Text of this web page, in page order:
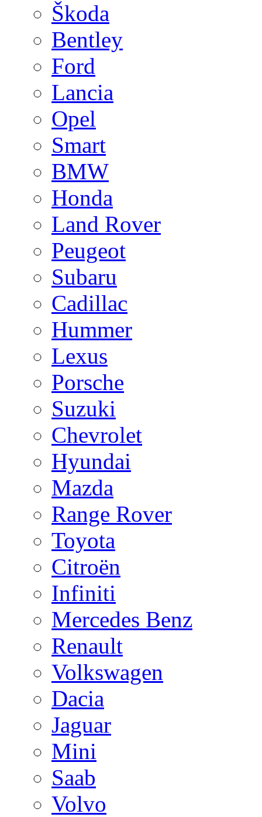
Škoda
Bentley
Ford
Lancia
Opel
Smart
BMW
Honda
Land Rover
Peugeot
Subaru
Cadillac
Hummer
Lexus
Porsche
Suzuki
Chevrolet
Hyundai
Mazda
Range Rover
Toyota
Citroën
Infiniti
Mercedes Benz
Renault
Volkswagen
Dacia
Jaguar
Mini
Saab
Volvo